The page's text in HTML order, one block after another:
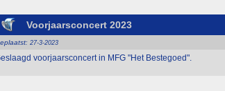
Voorjaarsconcert 2023
: 27-3-2023
voorjaarsconcert in MFG "Het Bestegoed".